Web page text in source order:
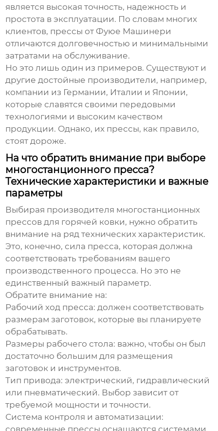
является высокая точность, надежность и
простота в эксплуатации. По словам многих
клиентов, прессы от Фуюе Машинери
отличаются долговечностью и минимальными
затратами на обслуживание.
Но это лишь один из примеров. Существуют и
другие достойные производители, например,
компании из Германии, Италии и Японии,
которые славятся своими передовыми
технологиями и высоким качеством
продукции. Однако, их прессы, как правило,
стоят дороже.
На что обратить внимание при выборе
многостанционного пресса?
Технические характеристики и важные
параметры
Выбирая производителя многостанционных
прессов для горячей ковки, нужно обратить
внимание на ряд технических характеристик.
Это, конечно, сила пресса, которая должна
соответствовать требованиям вашего
производственного процесса. Но это не
единственный важный параметр.
Обратите внимание на:
Рабочий ход пресса: должен соответствовать
размерам заготовок, которые вы планируете
обрабатывать.
Размеры рабочего стола: важно, чтобы он был
достаточно большим для размещения
заготовок и инструментов.
Тип привода: электрический, гидравлический
или пневматический. Выбор зависит от
требуемой мощности и точности.
Система контроля и автоматизации: